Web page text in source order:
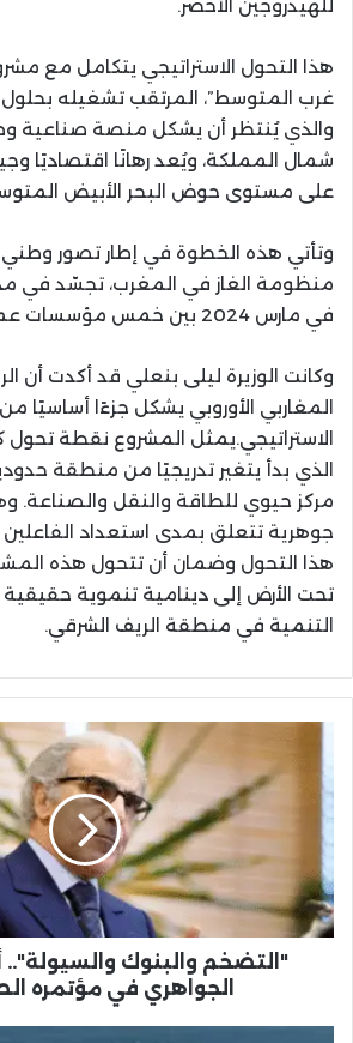
للهيدروجين الأخضر.
هذا التحول الاستراتيجي يتكامل مع
والذي يُنتظر أن يشكل منصة صناعية
شمال المملكة، ويُعد رهانًا اقتصاديًا
على مستوى حوض البحر الأبيض
وتأتي هذه الخطوة في إطار تصور
منظومة الغاز في المغرب، تجسّد في
في مارس 2024 بين خمس مؤسسات عمومية مغربية.
وكانت الوزيرة ليلى بنعلي قد أكدت أن
المغاربي الأوروبي يشكل جزءًا أساسيًا
الاستراتيجي.يمثل المشروع نقطة تحول
الذي بدأ يتغير تدريجيًا من منطقة
مركز حيوي للطاقة والنقل والصناعة.
جوهرية تتعلق بمدى استعداد الفاعلين
هذا التحول وضمان أن تتحول هذه
تحت الأرض إلى دينامية تنموية
التنمية في منطقة الريف الشرقي.
والبنوك
والسيولة"..
ما
الجواهري
في
مؤتمره
الصحافي"التضخم والبنوك والسيولة"..
الجواهري في مؤتمره